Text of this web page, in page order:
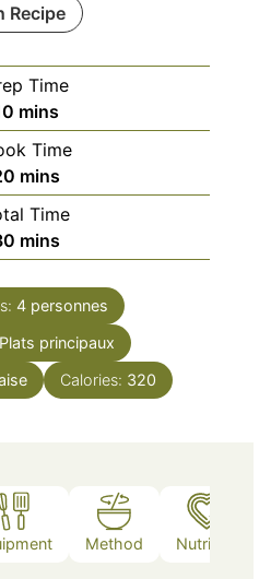
Recipe
Time
minutes
mins
Time
minutes
mins
Time
minutes
mins
4 personnes
Plats principaux
Calories: 320
Method Nutrition